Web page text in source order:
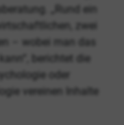
„Rund ein
zwei
– wobei man das
berichtet die
oder
vereinen Inhalte